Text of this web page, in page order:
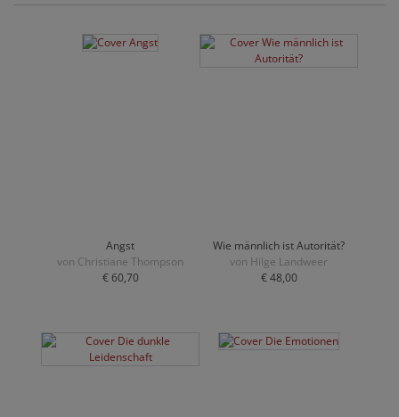
Angst
von Christiane Thompson
€ 60,70
Wie männlich ist Autorität?
von Hilge Landweer
€ 48,00